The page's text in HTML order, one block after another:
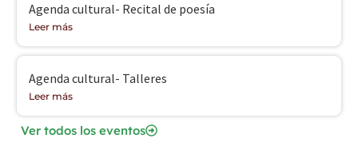
Agenda cultural- Recital de poesía
Leer más
Agenda cultural- Talleres
Leer más
Ver todos los eventos